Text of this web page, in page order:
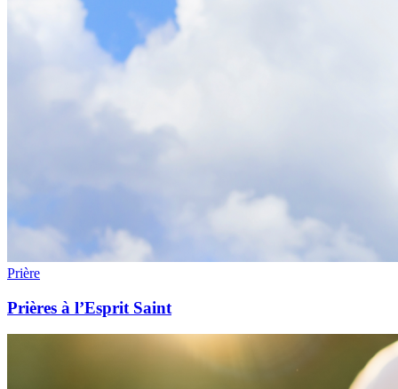
Prière
Prières à l’Esprit Saint